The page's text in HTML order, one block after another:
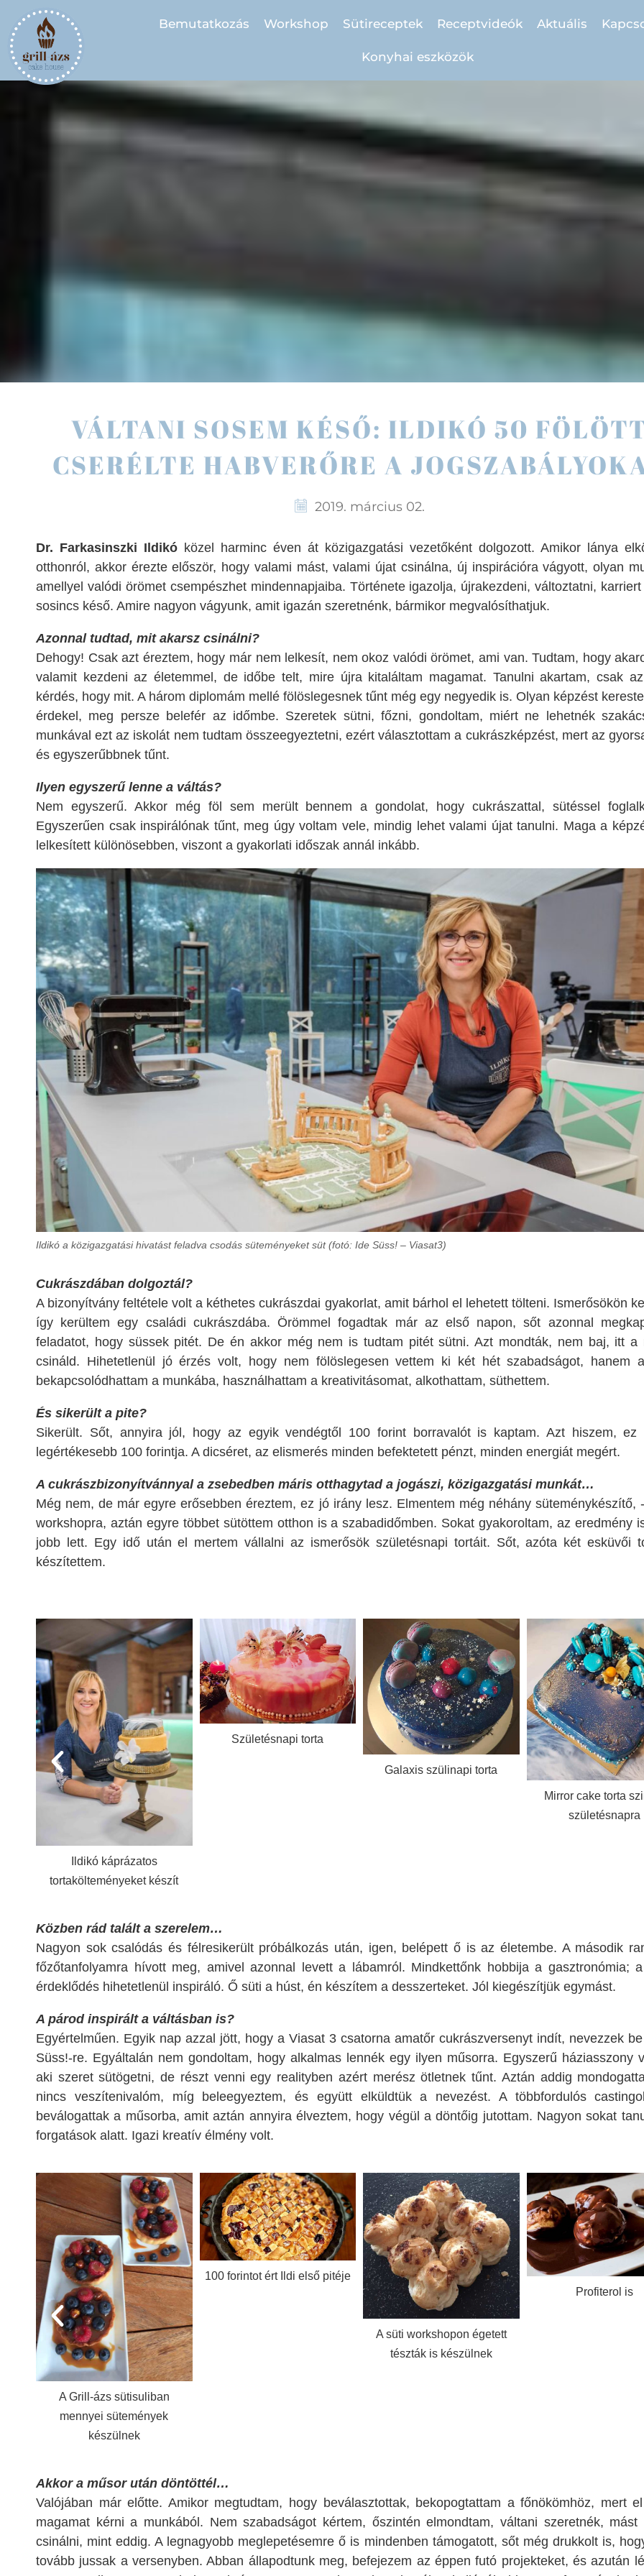
Bemutatkozás Workshop Sütireceptek Receptvideók Aktuális
Konyhai eszközök
VÁLTANI SOSEM KÉSŐ: ILDIKÓ 50
CSERÉLTE HABVERŐRE A
2019. március 02.
Dr. Farkasinszki Ildikó közel harminc éven át közigazgatási vezetőként dolgozott. Amikor lánya
otthonról, akkor érezte először, hogy valami mást, valami újat csinálna, új inspirációra vágyott, olyan
amellyel valódi örömet csempészhet mindennapjaiba. Története igazolja, újrakezdeni, változtatni, karriert
sosincs késő. Amire nagyon vágyunk, amit igazán szeretnénk, bármikor megvalósíthatjuk.
Azonnal tudtad, mit akarsz csinálni?
Dehogy! Csak azt éreztem, hogy már nem lelkesít, nem okoz valódi örömet, ami van. Tudtam, hogy
valamit kezdeni az életemmel, de időbe telt, mire újra kitaláltam magamat. Tanulni akartam, csak
kérdés, hogy mit. A három diplomám mellé fölöslegesnek tűnt még egy negyedik is. Olyan képzést
érdekel, meg persze belefér az időmbe. Szeretek sütni, főzni, gondoltam, miért ne lehetnék
munkával ezt az iskolát nem tudtam összeegyeztetni, ezért választottam a cukrászképzést, mert az
és egyszerűbbnek tűnt.
Ilyen egyszerű lenne a váltás?
Nem egyszerű. Akkor még föl sem merült bennem a gondolat, hogy cukrászattal, sütéssel
Egyszerűen csak inspirálónak tűnt, meg úgy voltam vele, mindig lehet valami újat tanulni. Maga a
lelkesített különösebben, viszont a gyakorlati időszak annál inkább.
Ildikó a közigazgatási hivatást feladva csodás süteményeket süt (fotó: Ide Süss! – Viasat3)
Cukrászdában dolgoztál?
A bizonyítvány feltétele volt a kéthetes cukrászdai gyakorlat, amit bárhol el lehetett tölteni. Ismerősökön
így kerültem egy családi cukrászdába. Örömmel fogadtak már az első napon, sőt azonnal
feladatot, hogy süssek pitét. De én akkor még nem is tudtam pitét sütni. Azt mondták, nem baj, itt a
csináld. Hihetetlenül jó érzés volt, hogy nem fölöslegesen vettem ki két hét szabadságot, hanem
bekapcsolódhattam a munkába, használhattam a kreativitásomat, alkothattam, süthettem.
És sikerült a pite?
Sikerült. Sőt, annyira jól, hogy az egyik vendégtől 100 forint borravalót is kaptam. Azt hiszem, ez
legértékesebb 100 forintja. A dicséret, az elismerés minden befektetett pénzt, minden energiát megért.
A cukrászbizonyítvánnyal a zsebedben máris otthagytad a jogászi, közigazgatási munkát…
Még nem, de már egyre erősebben éreztem, ez jó irány lesz. Elmentem még néhány süteménykészítő,
workshopra, aztán egyre többet sütöttem otthon is a szabadidőmben. Sokat gyakoroltam, az eredmény
jobb lett. Egy idő után el mertem vállalni az ismerősök születésnapi tortáit. Sőt, azóta két esküvői
készítettem.
Születésnapi torta
Közben rád talált a szerelem…
Nagyon sok csalódás és félresikerült próbálkozás után, igen, belépett ő is az életembe. A második
főzőtanfolyamra hívott meg, amivel azonnal levett a lábamról. Mindkettőnk hobbija a gasztronómia;
érdeklődés hihetetlenül inspiráló. Ő süti a húst, én készítem a desszerteket. Jól kiegészítjük egymást.
A párod inspirált a váltásban is?
Egyértelműen. Egyik nap azzal jött, hogy a Viasat 3 csatorna amatőr cukrászversenyt indít, nevezzek
Süss!-re. Egyáltalán nem gondoltam, hogy alkalmas lennék egy ilyen műsorra. Egyszerű háziasszony
aki szeret sütögetni, de részt venni egy realityben azért merész ötletnek tűnt. Aztán addig
nincs veszítenivalóm, míg beleegyeztem, és együtt elküldtük a nevezést. A többfordulós
beválogattak a műsorba, amit aztán annyira élveztem, hogy végül a döntőig jutottam. Nagyon sokat
forgatások alatt. Igazi kreatív élmény volt.
100 forintot ért Ildi első pitéje
Profiterol is
Akkor a műsor után döntöttél…
Valójában már előtte. Amikor megtudtam, hogy beválasztottak, bekopogtattam a főnökömhöz, mert
magamat kérni a munkából. Nem szabadságot kértem, őszintén elmondtam, váltani szeretnék, mást
csinálni, mint eddig. A legnagyobb meglepetésemre ő is mindenben támogatott, sőt még drukkolt is,
tovább jussak a versenyben. Abban állapodtunk meg, befejezem az éppen futó projekteket, és azután